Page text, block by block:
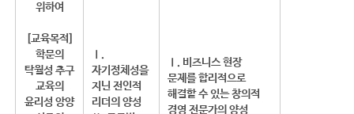
위하여
[교육목적]
학문의
탁월성 추구
교육의
윤리성 앙양
Ⅰ.
자기정체성을
지닌 전인적
리더의 양성
Ⅰ. 비즈니스 현장
문제를 합리적으로
해결할 수 있는 창의적
경영 전문가의 양성